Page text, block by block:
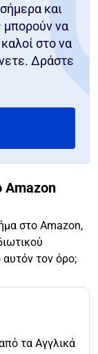
και
μπορούν να
στο να
Δράστε
Amazon
στο Amazon,
τον όρο;
τα Αγγλικά